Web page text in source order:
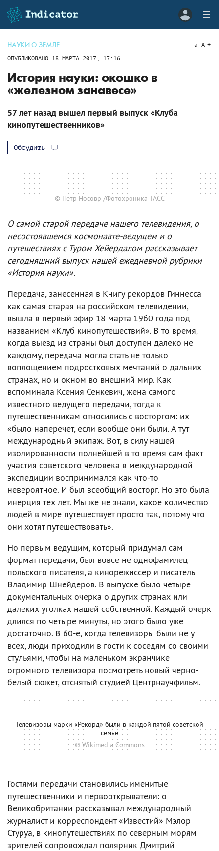
НАУКИ О ЗЕМЛЕ
ОПУБЛИКОВАНО 18 МАРТА 2017, 17:16
a A
История науки: окошко в
«железном занавесе»
57 лет назад вышел первый выпуск «Клуба
кинопутешественников»
Обсудить
© Петр Носовр /Фотохроника ТАСС
О самой старой передаче нашего телевидения, о
несостоявшемся космонавте-ведущем и о
путешествиях с Туром Хейердалом рассказывает
сегодняшний выпуск нашей ежедневной рубрики
«История науки».
Передача, занесенная в Книгу рекордов Гиннесса
как самая старая на российском телевидении,
вышла в первый эфир 18 марта 1960 года под
названием «Клуб кинопутешествий». В то время,
когда выезд из страны был доступен далеко не
каждому, передача могла стать не только
воплощением подростковых мечтаний о дальних
странах, но и окном во внешний мир. Как
вспоминала Ксения Сенкевич, жена самого
известного ведущего передачи, тогда к
путешественникам относились с восторгом: их
«было наперечет, если вообще они были. А тут
международный экипаж. Вот, в силу нашей
изолированности полнейшей в то время сам факт
участия советского человека в международной
экспедиции воспринимался как что-то
невероятное. И был всеобщий восторг. Но это была
инерция тех лет. Мы же не знали, какое количество
людей в мире путешествует просто так, потому что
они хотят путешествовать».
Но первым ведущим, который придумал сам
формат передачи, был вовсе не однофамилец
польского писателя, а кинорежиссер и писатель
Владимир Шнейдеров. В выпуске было четыре
документальных очерка о других странах или
далеких уголках нашей собственной. Каждый очерк
длился по четыре минуты, но этого было уже
достаточно. В 60-е, когда телевизоры были не у
всех, люди приходили в гости к соседям со своими
стульями, чтобы на маленьком экранчике
огромного телевизора посмотреть новый черно-
белый сюжет, отснятый студией Центрнаучфильм.
Телевизоры марки «Рекорд» были в каждой пятой советской
семье
© Wikimedia Commons
Гостями передачи становились именитые
путешественники и первооткрыватели: о
Великобритании рассказывал международный
журналист и корреспондент «Известий» Мэлор
Стуруа, в кинопутешествиях по северным морям
зрителей сопровождал полярник Дмитрий